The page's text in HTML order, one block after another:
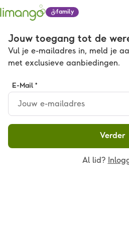
family
Jouw toegang tot de
Vul je e-mailadres in, meld je
met exclusieve aanbiedingen.
E-Mail *
Verder
Al lid?